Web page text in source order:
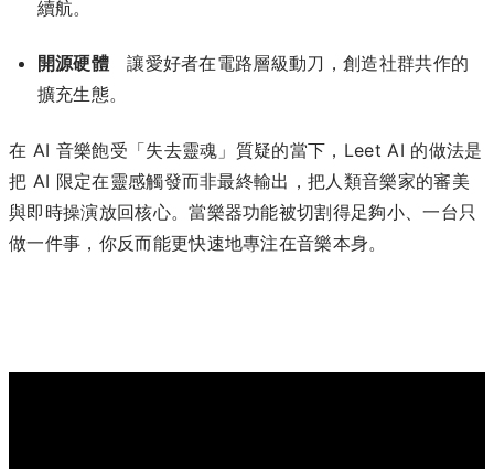
續航。
開源硬體讓愛好者在電路層級動刀，創造社群共作的
擴充生態。
在 AI 音樂飽受「失去靈魂」質疑的當下，Leet AI 的做法是
把 AI 限定在靈感觸發而非最終輸出，把人類音樂家的審美
與即時操演放回核心。當樂器功能被切割得足夠小、一台只
做一件事，你反而能更快速地專注在音樂本身。